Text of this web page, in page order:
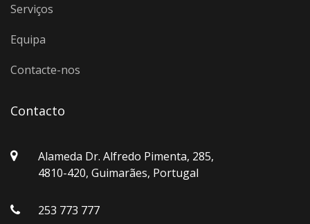
Serviços
Equipa
Contacte-nos
Contacto
Alameda Dr. Alfredo Pimenta, 285,
4810-420, Guimarães, Portugal
253 773 777